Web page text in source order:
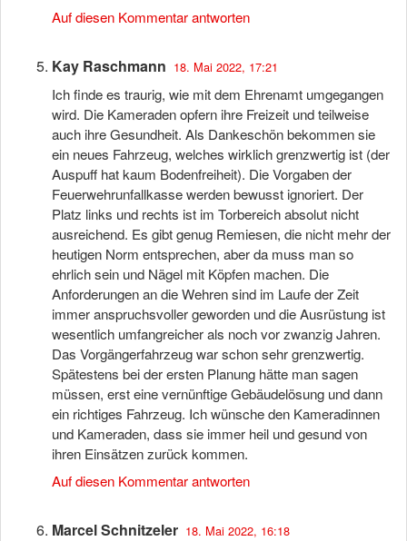
Auf diesen Kommentar antworten
Kay Raschmann 18. Mai 2022, 17:21
Ich finde es traurig, wie mit dem Ehrenamt umgegangen
wird. Die Kameraden opfern ihre Freizeit und teilweise
auch ihre Gesundheit. Als Dankeschön bekommen sie
ein neues Fahrzeug, welches wirklich grenzwertig ist (der
Auspuff hat kaum Bodenfreiheit). Die Vorgaben der
Feuerwehrunfallkasse werden bewusst ignoriert. Der
Platz links und rechts ist im Torbereich absolut nicht
ausreichend. Es gibt genug Remiesen, die nicht mehr der
heutigen Norm entsprechen, aber da muss man so
ehrlich sein und Nägel mit Köpfen machen. Die
Anforderungen an die Wehren sind im Laufe der Zeit
immer anspruchsvoller geworden und die Ausrüstung ist
wesentlich umfangreicher als noch vor zwanzig Jahren.
Das Vorgängerfahrzeug war schon sehr grenzwertig.
Spätestens bei der ersten Planung hätte man sagen
müssen, erst eine vernünftige Gebäudelösung und dann
ein richtiges Fahrzeug. Ich wünsche den Kameradinnen
und Kameraden, dass sie immer heil und gesund von
ihren Einsätzen zurück kommen.
Auf diesen Kommentar antworten
Marcel Schnitzeler 18. Mai 2022, 16:18